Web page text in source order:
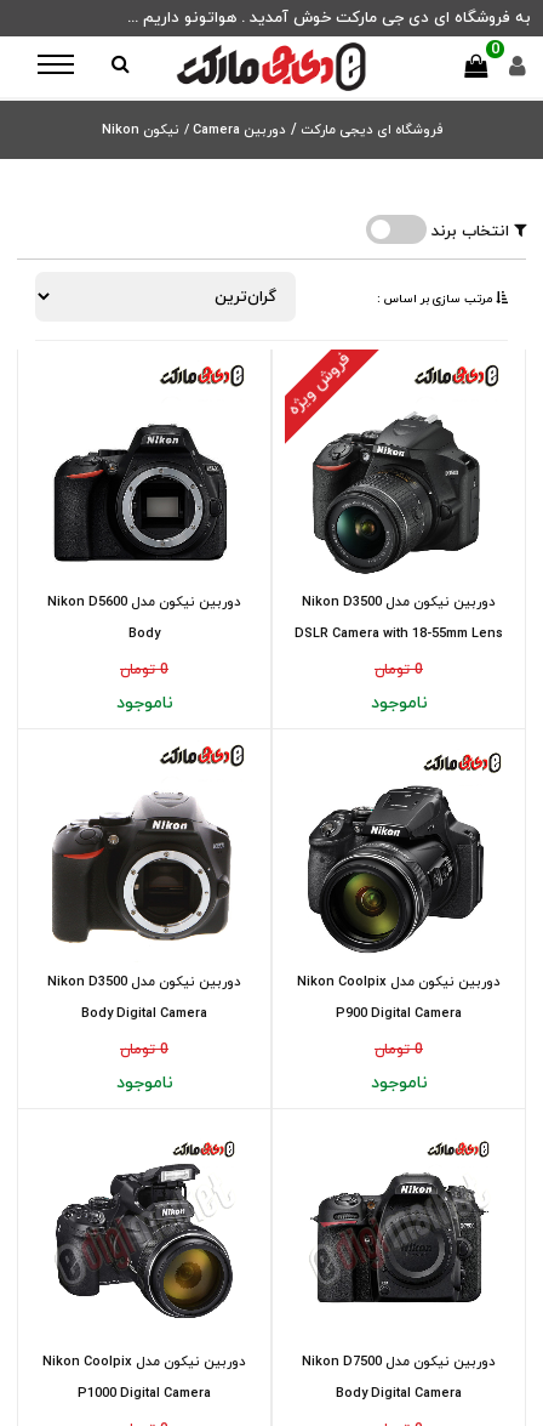
به فروشگاه ای دی جی مارکت خوش آمدید . هواتونو داریم ...
0
فروشگاه ای دیجی مارکت/دوربین Camera / نیکون Nikon
انتخاب برند
مرتب ‌سازی بر اساس :
دوربین نیکون مدل Nikon D5600
Body
0 تومان
ناموجود
فروش ویژه
دوربین نیکون مدل Nikon D3500
DSLR Camera with 18-55mm Lens
0 تومان
ناموجود
دوربین نیکون مدل Nikon D3500
Body Digital Camera
0 تومان
ناموجود
دوربین نیکون مدل Nikon Coolpix
P900 Digital Camera
0 تومان
ناموجود
دوربین نیکون مدل Nikon Coolpix
P1000 Digital Camera
دوربین نیکون مدل Nikon D7500
Body Digital Camera